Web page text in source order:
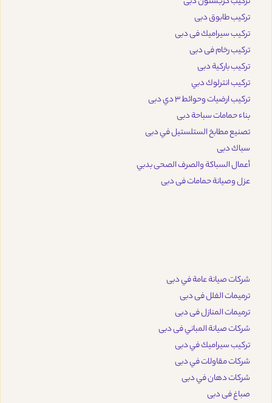
تركيب طابوق دبى
تركيب سيراميك فى دبى
تركيب رخام فى دبى
تركيب باركية دبى
تركيب انترلوك دبي
تركيب ارضيات وحوائط 3 دي دبى
بناء حمامات سباحة دبى
تصنيع مطابخ الستلستيل في دبى
سباك دبى
أعمال السباكة والصرف الصحى بدبي
عزل وصيانة حمامات فى دبى
شركات صيانة عامة في دبى
ترميمات الفلل فى دبى
ترميمات المنازل فى دبى
شركات صيانة المباني فى دبى
تركيب سيراميك في دبى
شركات مقاولات في دبى
شركات دهان في دبى
صباغ فى دبى